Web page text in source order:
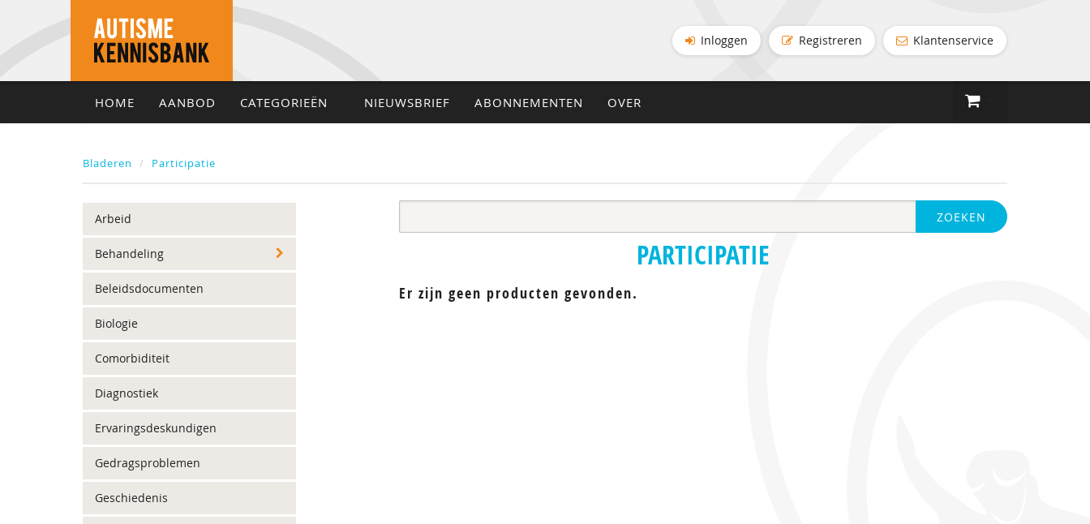
Inloggen Registreren Klantenservice
HOME AANBOD CATEGORIEËN NIEUWSBRIEF ABONNEMENTEN OVER
Bladeren Participatie
Arbeid
Behandeling
Beleidsdocumenten
Biologie
Comorbiditeit
Diagnostiek
Ervaringsdeskundigen
Gedragsproblemen
Geschiedenis
ZOEKEN
PARTICIPATIE
Er zijn geen producten gevonden.